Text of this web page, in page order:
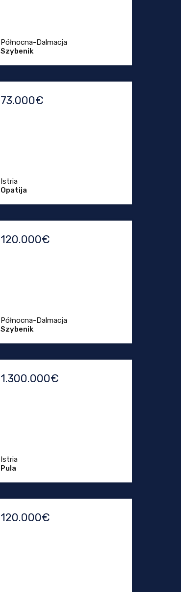
Północna-Dalmacja
Szybenik
73.000€
Istria
Opatija
120.000€
Północna-Dalmacja
Szybenik
1.300.000€
Istria
Pula
120.000€